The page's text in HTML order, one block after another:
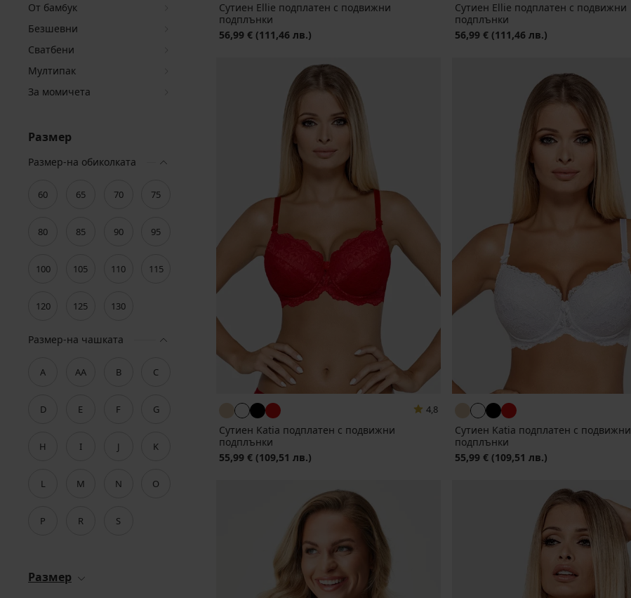
От бам6ук
Безшевни
Сватбени
Мултипак
За момичета
Размер
Размер-на обиколката
60 65 70 75
80 85 90 95
100 105 110 115
120 125 130
Размер-на чашката
A AA B C
D E F G
H I J K
L M N O
P R S
Размер
Сутиен Ellie подплатен с подвижни
подплънки
56,99 € (111,46 лв.)
Сутиен Ellie подплатен с подвижни
подплънки
56,99 € (111,46 лв.)
4,8
Сутиен Katia подплатен с подвижни
подплънки
55,99 € (109,51 лв.)
Сутиен Katia подплатен с подвижни
подплънки
55,99 € (109,51 лв.)